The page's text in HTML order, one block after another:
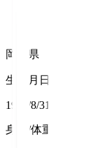
岡山県
生年月日
1994/8/31
身長/体重